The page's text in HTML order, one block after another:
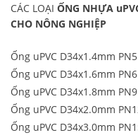
CÁC LOẠI ỐNG NHỰA
CHO NÔNG NGHIỆP
Ống uPVC D34x1.4mm PN5
Ống uPVC D34x1.6mm PN6
Ống uPVC D34x1.8mm PN9
Ống uPVC D34x2.0mm
Ống uPVC D34x3.0mm